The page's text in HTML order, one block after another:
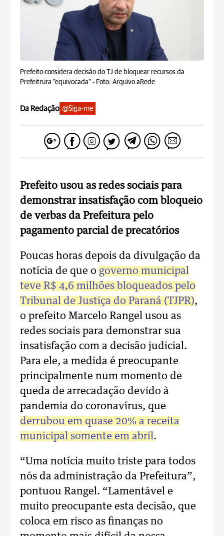
Prefeito considera decisão do TJ de bloquear recursos da
Prefeitrura "equivocada" - Foto: Arquivo aRede
Da Redação @Siga-me
Prefeito usou as redes sociais para
demonstrar insatisfação com bloqueio
de verbas da Prefeitura pelo
pagamento parcial de precatórios
Poucas horas depois da divulgação da
notícia de que o governo municipal
teve R$ 4,6 milhões bloqueados pelo
Tribunal de Justiça do Paraná (TJPR),
o prefeito Marcelo Rangel usou as
redes sociais para demonstrar sua
insatisfação com a decisão judicial.
Para ele, a medida é preocupante
principalmente num momento de
queda de arrecadação devido à
pandemia do coronavírus, que
derrubou em quase 20% a receita
municipal somente em abril.
“Uma notícia muito triste para todos
nós da administração da Prefeitura”,
pontuou Rangel. “Lamentável e
muito preocupante esta decisão, que
coloca em risco as finanças no